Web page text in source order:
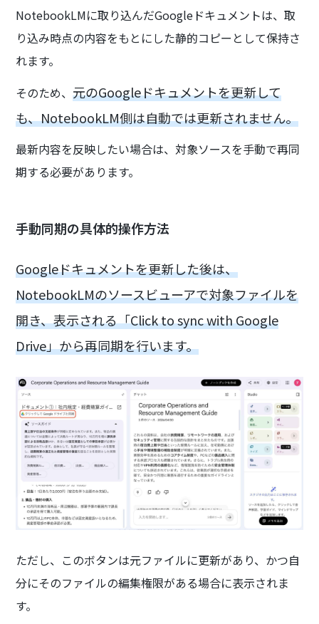
NotebookLMに取り込んだGoogleドキュメントは、取
り込み時点の内容をもとにした静的コピーとして保持さ
れます。
そのため、元のGoogleドキュメントを更新して
も、NotebookLM側は自動では更新されません。
最新内容を反映したい場合は、対象ソースを手動で再同
期する必要があります。
手動同期の具体的操作方法
Googleドキュメントを更新した後は、
NotebookLMのソースビューアで対象ファイルを
開き、表示される「Click to sync with Google
Drive」から再同期を行います。
ただし、このボタンは元ファイルに更新があり、かつ自
分にそのファイルの編集権限がある場合に表示されま
す。